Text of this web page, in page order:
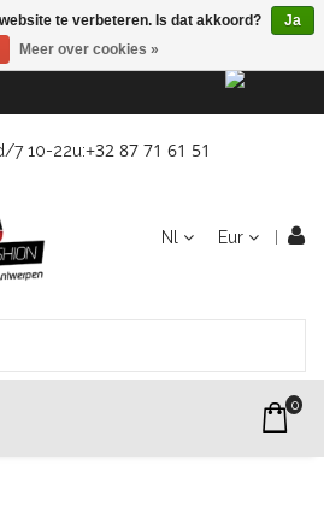
7 10-22u:+32 87 71 61 51
Nl Eur
0
te verbeteren. Is dat akkoord?
Ja
Meer over cookies »